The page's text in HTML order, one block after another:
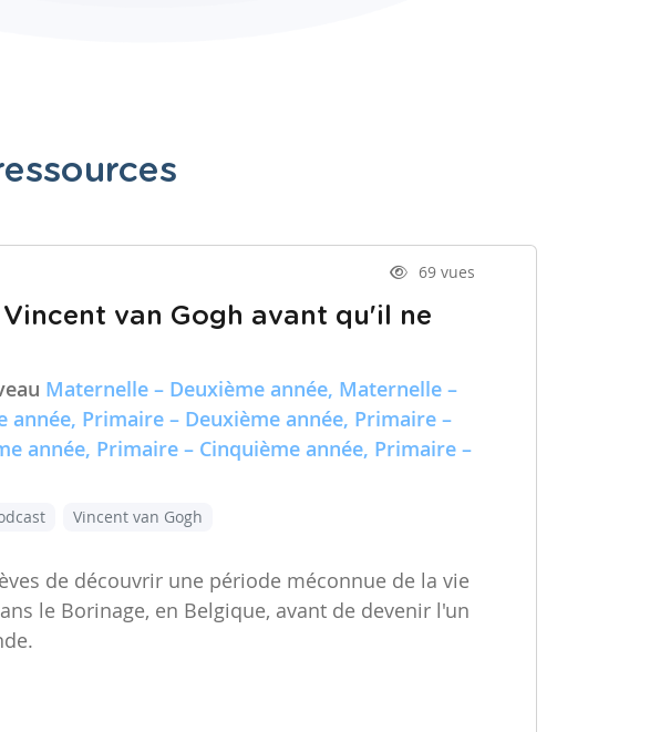
69 vues
van Gogh avant qu'il ne
Maternelle – Deuxième année, Maternelle –
Primaire – Deuxième année, Primaire –
année, Primaire – Cinquième année, Primaire –
Vincent van Gogh
de découvrir une période méconnue de la vie
le Borinage, en Belgique, avant de devenir l'un